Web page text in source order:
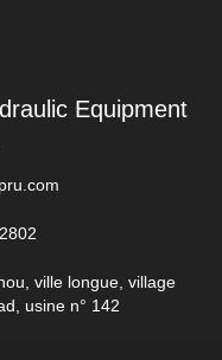
Equipment
ville longue, village
usine n° 142